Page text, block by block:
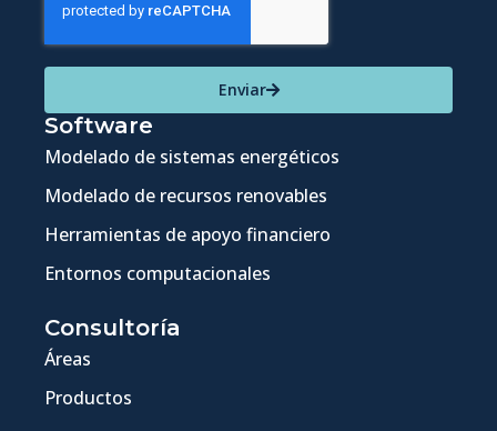
Enviar
Software
Modelado de sistemas energéticos
Modelado de recursos renovables
Herramientas de apoyo financiero
Entornos computacionales
Consultoría
Áreas
Productos